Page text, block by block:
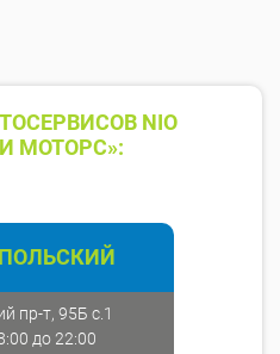
NIO
МОТОРС»:
пр-т, 95Б с.1
до 22:00